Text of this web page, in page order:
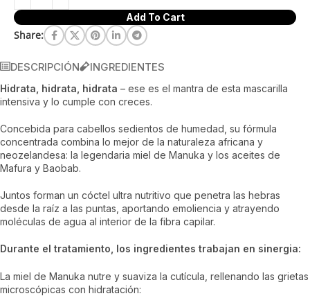
Add To Cart
Share:
DESCRIPCIÓN INGREDIENTES
Hidrata, hidrata, hidrata – ese es el mantra de esta mascarilla
intensiva y lo cumple con creces.
Concebida para cabellos sedientos de humedad, su fórmula
concentrada combina lo mejor de la naturaleza africana y
neozelandesa: la legendaria miel de Manuka y los aceites de
Mafura y Baobab.
Juntos forman un cóctel ultra nutritivo que penetra las hebras
desde la raíz a las puntas, aportando emoliencia y atrayendo
moléculas de agua al interior de la fibra capilar.
Durante el tratamiento, los ingredientes trabajan en sinergia:
La miel de Manuka nutre y suaviza la cutícula, rellenando las grietas
microscópicas con hidratación: